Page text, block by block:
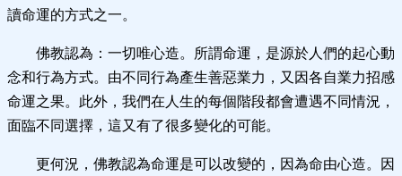
讀命運的方式之一。
佛教認為：一切唯心造。所謂命運，是源於人們的起心動
念和行為方式。由不同行為產生善惡業力，又因各自業力招感
命運之果。此外，我們在人生的每個階段都會遭遇不同情況，
面臨不同選擇，這又有了很多變化的可能。
更何況，佛教認為命運是可以改變的，因為命由心造。因